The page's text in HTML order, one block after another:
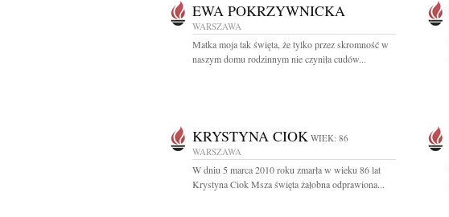
EWA POKRZYWNICKA
WARSZAWA
Matka moja tak święta, że tylko przez skromność w
naszym domu rodzinnym nie czyniła cudów...
KRYSTYNA CIOK WIEK: 86
WARSZAWA
W dniu 5 marca 2010 roku zmarła w wieku 86 lat
Krystyna Ciok Msza święta żałobna odprawiona...